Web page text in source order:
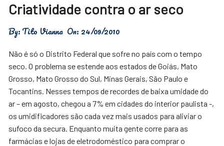
Criatividade contra o ar seco
By:Tito Vianna On: 24/09/2010
Não é só o Distrito Federal que sofre no país com o tempo
seco. O problema se estende aos estados de Goiás, Mato
Grosso, Mato Grosso do Sul, Minas Gerais, São Paulo e
Tocantins. Nesses tempos de recordes de baixa umidade do
ar – em agosto, chegou a 7% em cidades do interior paulista -,
os umidificadores são cada vez mais usados para aliviar o
sufoco da secura. Enquanto muita gente corre para as
farmácias e lojas de eletrodoméstico para comprar o